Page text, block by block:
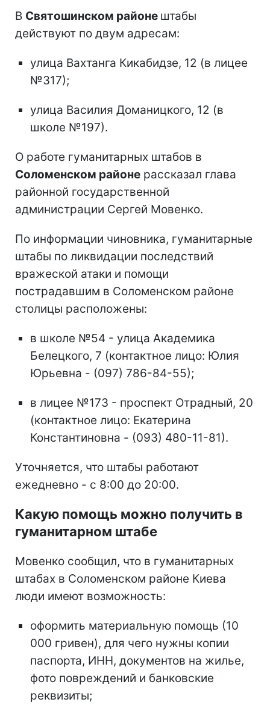
В Святошинском районе штабы
действуют по двум адресам:
улица Вахтанга Кикабидзе, 12 (в лицее
№317);
улица Василия Доманицкого, 12 (в
школе №197).
О работе гуманитарных штабов в
Соломенском районе рассказал глава
районной государственной
администрации Сергей Мовенко.
По информации чиновника, гуманитарные
штабы по ликвидации последствий
вражеской атаки и помощи
пострадавшим в Соломенском районе
столицы расположены:
в школе №54 - улица Академика
Белецкого, 7 (контактное лицо: Юлия
Юрьевна - (097) 786-84-55);
в лицее №173 - проспект Отрадный, 20
(контактное лицо: Екатерина
Константиновна - (093) 480-11-81).
Уточняется, что штабы работают
ежедневно - с 8:00 до 20:00.
Какую помощь можно получить в
гуманитарном штабе
Мовенко сообщил, что в гуманитарных
штабах в Соломенском районе Киева
люди имеют возможность:
оформить материальную помощь (10
000 гривен), для чего нужны копии
паспорта, ИНН, документов на жилье,
фото повреждений и банковские
реквизиты;